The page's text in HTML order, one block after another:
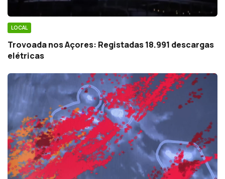
LOCAL
Trovoada nos Açores: Registadas 18.991 descargas
elétricas